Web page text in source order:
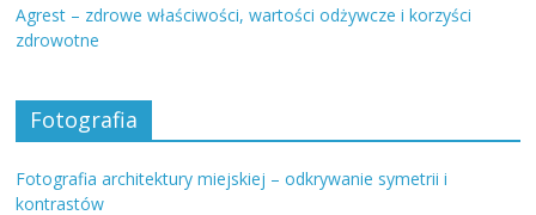
Agrest – zdrowe właściwości, wartości odżywcze i korzyści
zdrowotne
Fotografia
Fotografia architektury miejskiej – odkrywanie symetrii i
kontrastów